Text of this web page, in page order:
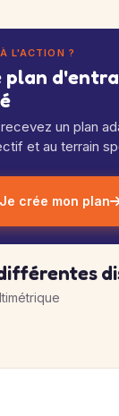
L'ACTION ?
plan
un plan
et au terrain
Je crée mon plan